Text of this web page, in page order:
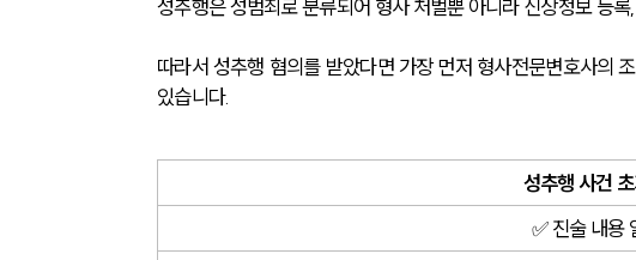
성추행은 성범죄로 분류되어 형사 처벌뿐 아니라 신상정보 등
따라서 성추행 혐의를 받았다면 가장 먼저 형사전문변호사의
있습니다.
성추행 사건
✅ 진술 내용